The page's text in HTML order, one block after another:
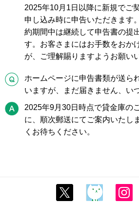
2025年10月1日以降に新規でご
申し込み時に申告いただきます
約期間中は継続して申告書の提
す。お客さまにはお手数をおか
が、ご理解賜りますようお願い
Q
ホームページに申告書類が送ら
いますが、まだ届きません、い
A
2025年9月30日時点で貸金庫の
に、順次郵送にてご案内いたし
くお待ちください。